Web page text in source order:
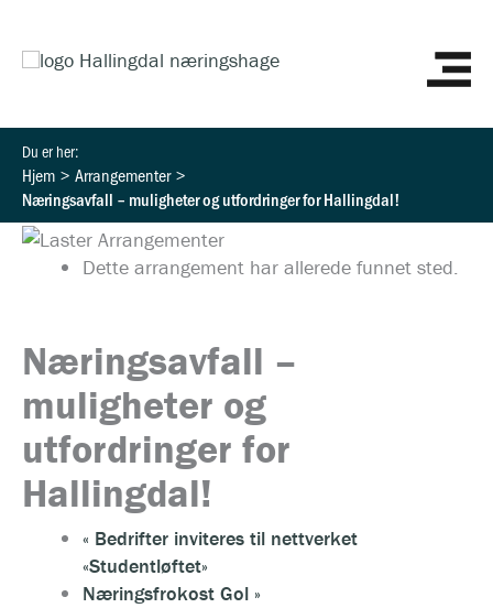
Hjem
Arrangementer
Næringsavfall – muligheter og utfordringer for Hallingdal!
Dette arrangement har allerede funnet sted.
Næringsavfall –
muligheter og
utfordringer for
Hallingdal!
« Bedrifter inviteres til nettverket
«Studentløftet»
Næringsfrokost Gol »